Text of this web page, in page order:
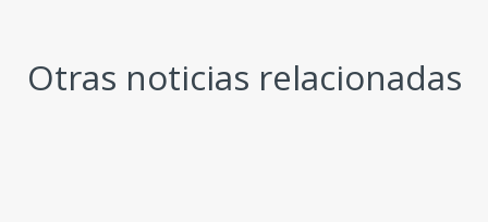
Otras noticias relacionadas